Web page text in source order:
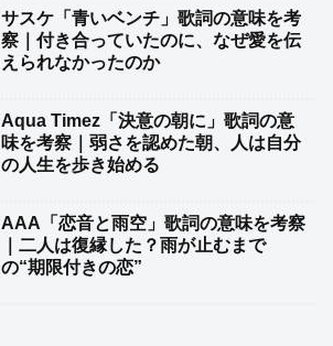
サスケ「青いベンチ」歌詞の意味を考
察｜付き合っていたのに、なぜ愛を伝
えられなかったのか
Aqua Timez「決意の朝に」歌詞の意
味を考察｜弱さを認めた朝、人は自分
の人生を歩き始める
AAA「恋音と雨空」歌詞の意味を考察
｜二人は復縁した？雨が止むまで
の“期限付きの恋”